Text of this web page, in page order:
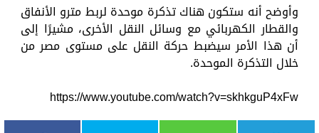
وأوضح أنه ستكون هناك تذكرة موحدة لربط مترو الأنفاق
والقطار الكهربائي مع وسائل النقل الأخرى، مشيرًا إلى
أن هذا الأمر سيضبط حركة النقل على مستوى مصر من
خلال التذكرة الموحدة.
https://www.youtube.com/watch?v=skhkguP4xFw